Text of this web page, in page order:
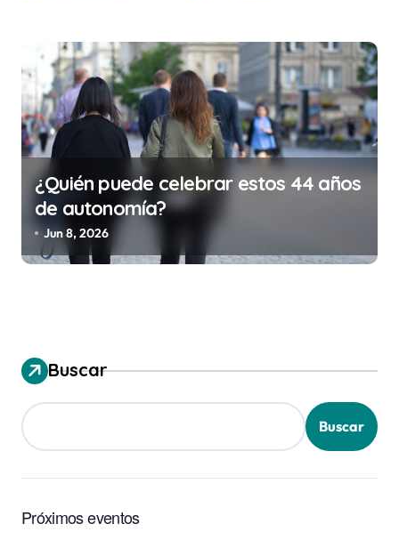
¿Quién puede celebrar estos 44 años
de autonomía?
Jun 8, 2026
Buscar
Buscar
Próximos eventos